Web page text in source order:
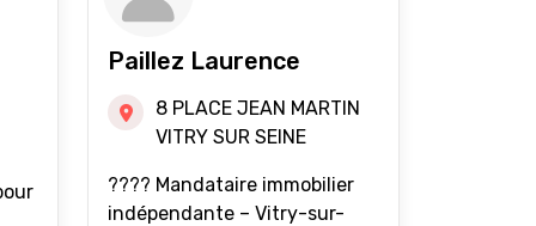
Paillez Laurence
8 PLACE JEAN MARTIN
VITRY SUR SEINE
???? Mandataire immobilier
indépendante – Vitry-sur-